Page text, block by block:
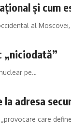
și cum
al
„niciodată”
pe…
la adresa
care